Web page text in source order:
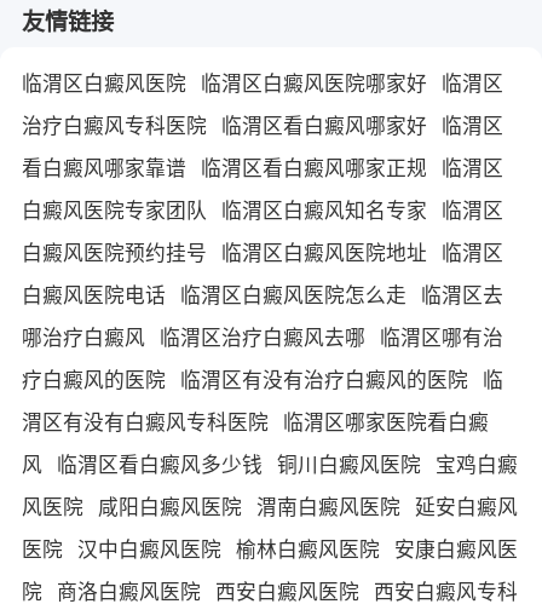
友情链接
临渭区白癜风医院 临渭区白癜风医院哪家好 临渭区
治疗白癜风专科医院 临渭区看白癜风哪家好 临渭区
看白癜风哪家靠谱 临渭区看白癜风哪家正规 临渭区
白癜风医院专家团队
临渭区白癜风知名专家 临渭区
白癜风医院预约挂号 临渭区白癜风医院地址 临渭区
白癜风医院电话 临渭区白癜风医院怎么走 临渭区去
哪治疗白癜风 临渭区治疗白癜风去哪 临渭区哪有治
疗白癜风的医院 临渭区有没有治疗白癜风的医院 临
渭区有没有白癜风专科医院 临渭区哪家医院看白癜
风 临渭区看白癜风多少钱 铜川白癜风医院 宝鸡白癜
风医院 咸阳白癜风医院 渭南白癜风医院 延安白癜风
医院 汉中白癜风医院 榆林白癜风医院 安康白癜风医
院 商洛白癜风医院 西安白癜风医院 西安白癜风专科